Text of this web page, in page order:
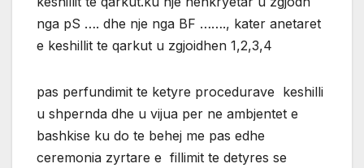
nga pS …. dhe nje nga BF ……., kater anetaret
e keshillit te qarkut u zgjoidhen 1,2,3,4
pas perfundimit te ketyre procedurave keshilli
u shpernda dhe u vijua per ne ambjentet e
bashkise ku do te behej me pas edhe
ceremonia zyrtare e fillimit te detyres se